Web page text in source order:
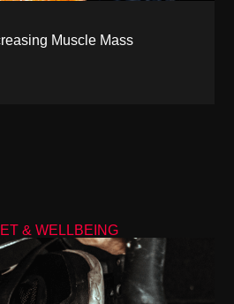
Muscle Mass
& WELLBEING